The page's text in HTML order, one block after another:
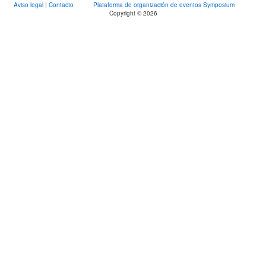
Aviso legal | Contacto
Plataforma de organización de eventos Symposium
Copyright © 2026